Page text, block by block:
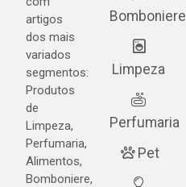
artigos
dos mais
variados
segmentos:
Produtos
de
Limpeza,
Perfumaria,
Alimentos,
Bomboniere,
Bomboniere
Limpeza
Perfumaria
Pet